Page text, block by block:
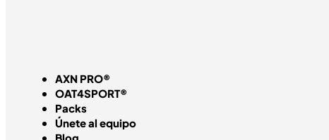
AXN PRO®
OAT4SPORT®
Packs
Únete al equipo